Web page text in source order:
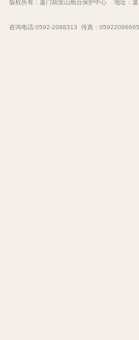
版权所有：厦门胡里山炮台保护中心 地址：
咨询电话:0592-2088313 传真：